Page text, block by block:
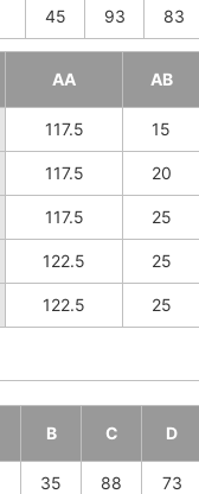
45 93 83
AA AB
117.5 15
117.5 20
117.5 25
122.5 25
122.5 25
B C D
35 88 73